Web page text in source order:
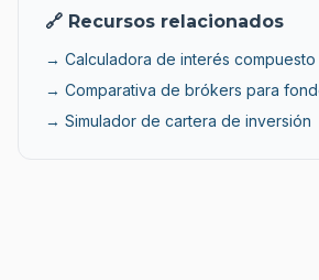
🔗 Recursos relacionados
→ Calculadora de interés compuesto
→ Comparativa de brókers para
→ Simulador de cartera de inversión